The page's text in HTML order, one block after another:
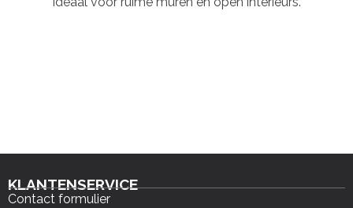
KLANTENSERVICE
Contact formulier